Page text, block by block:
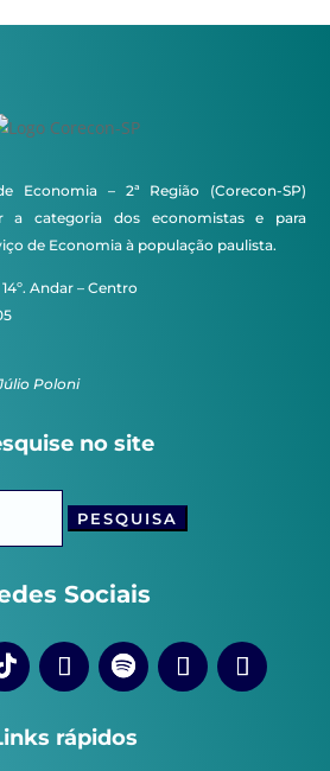
Economia – 2ª Região (Corecon-SP)
a categoria dos economistas e para
de Economia à população paulista.
Andar – Centro
Poloni
no site
Sociais
rápidos